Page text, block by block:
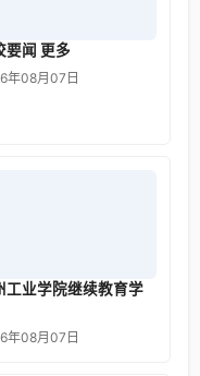
要闻 更多
年08月07日
工业学院继续教育学
年08月07日